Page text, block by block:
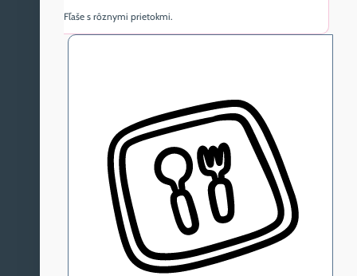
Fľaše s rôznymi prietokmi.